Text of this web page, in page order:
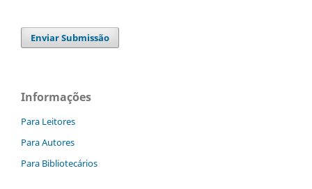
Enviar Submissão
Informações
Para Leitores
Para Autores
Para Bibliotecários